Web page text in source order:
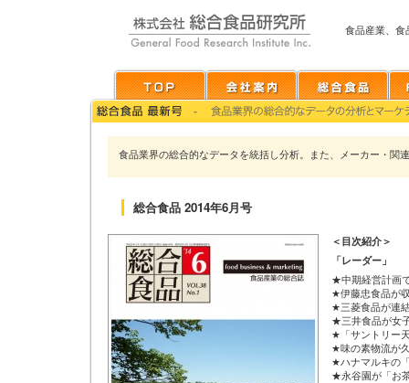
食品産業、食
食品業界の総合的なデータを統括し分析。また、メーカー・関
総合食品 2014年6月号
＜目次紹介＞
「レーダー」
★中期経営計画
★伊藤忠食品が
★三菱食品が連
★三井食品が女
★「サントリー
★味の素物流が
★ハナマルキの
★永谷園が「お